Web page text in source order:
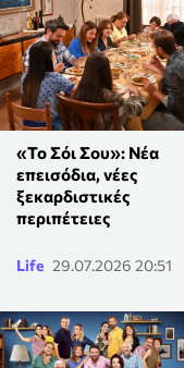
«Το Σόι Σου»: Νέα
επεισόδια, νέες
ξεκαρδιστικές
περιπέτειες
Life 29.07.2026 20:51